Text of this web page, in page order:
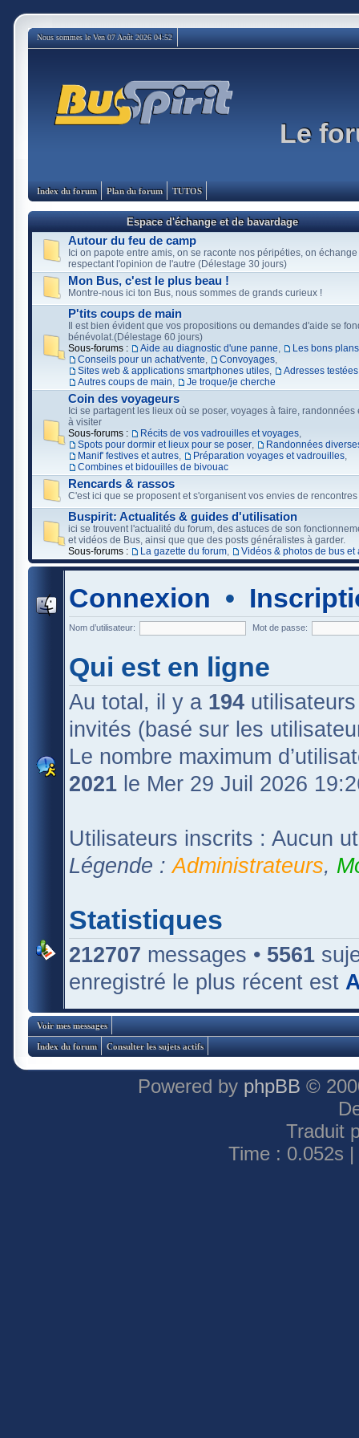
Nous sommes le Ven 07 Août 2026 04:52
Le
Index du forum Plan du forum TUTOS
Espace d'échange et de bavardage
Autour du feu de camp
Ici on papote entre amis, on se raconte nos péripéties, on
respectant l'opinion de l'autre (Délestage 30 jours)
Mon Bus, c'est le plus beau !
Montre-nous ici ton Bus, nous sommes de grands curieux !
P'tits coups de main
Il est bien évident que vos propositions ou demandes d'aide se
bénévolat.(Délestage 60 jours)
Sous-forums :
Aide au diagnostic d'une panne,
Les bons
Conseils pour un achat/vente, Convoyages,
Sites web & applications smartphones utiles, Adresses testées
Autres coups de main, Je troque/je cherche
Coin des voyageurs
Ici se partagent les lieux où se poser, voyages à faire, randonnées
à visiter
Sous-forums :
Récits de vos vadrouilles et voyages,
Spots pour dormir et lieux pour se poser,
Randonnées
Manif' festives et autres, Préparation voyages et vadrouilles,
Combines et bidouilles de bivouac
Rencards & rassos
C'est ici que se proposent et s'organisent vos envies de rencontres
Buspirit: Actualités & guides d'utilisation
ici se trouvent l'actualité du forum, des astuces de son
et vidéos de Bus, ainsi que que des posts généralistes à garder.
Sous-forums :
La gazette du forum, Vidéos & photos de bus et
Connexion •
Nom d’utilisateur: Mot de passe:
Qui est en ligne
Au total, il y a 194
invités (basé sur les
Le nombre maximum
2021 le Mer 29 Juil 2026
Utilisateurs inscrits : Aucun
Légende :Administrateurs,
Statistiques
212707 messages • 5561
enregistré le plus récent est
Voir mes messages
Index du forum Consulter les sujets actifs
Powered by phpBB ©
Traduit
Time : 0.052s